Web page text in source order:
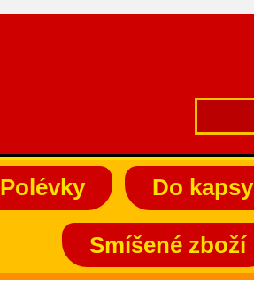
Polévky Do kapsy
Smíšené zboží